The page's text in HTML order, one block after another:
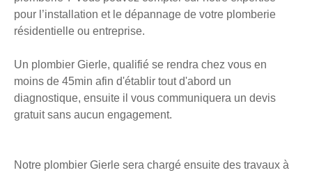
pour l’installation et le dépannage de votre plomberie
résidentielle ou entreprise.
Un plombier Gierle, qualifié se rendra chez vous en
moins de 45min afin d'établir tout d'abord un
diagnostique, ensuite il vous communiquera un devis
gratuit sans aucun engagement.
Notre plombier Gierle sera chargé ensuite des travaux à